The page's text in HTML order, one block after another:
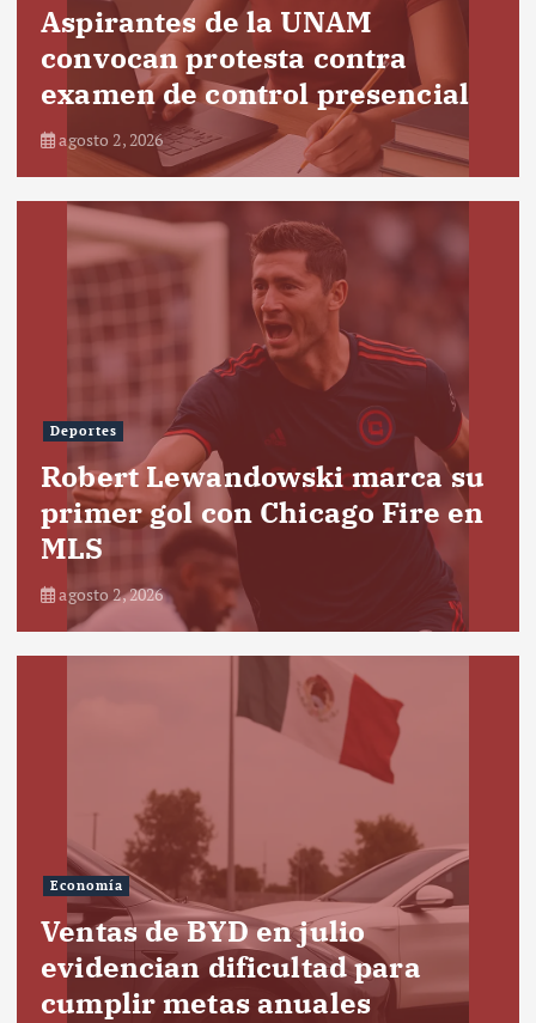
Aspirantes de la UNAM
convocan protesta contra
examen de control presencial
agosto 2, 2026
Deportes
Robert Lewandowski marca su
primer gol con Chicago Fire en
MLS
agosto 2, 2026
Economía
Ventas de BYD en julio
evidencian dificultad para
cumplir metas anuales